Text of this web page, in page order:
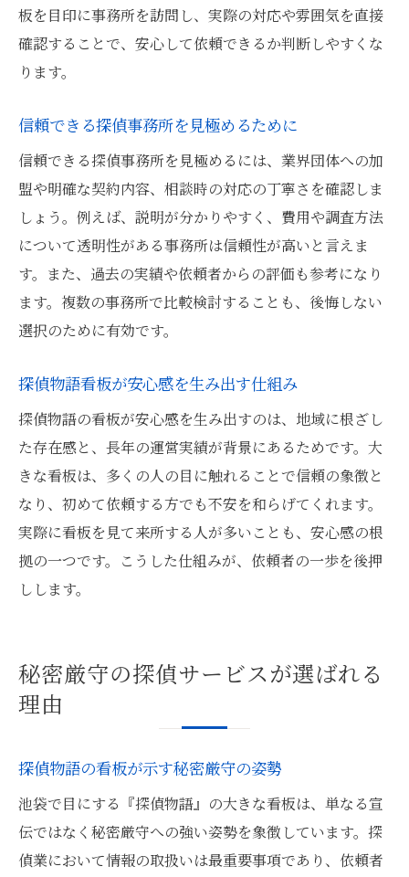
板を目印に事務所を訪問し、実際の対応や雰囲気を直接
確認することで、安心して依頼できるか判断しやすくな
ります。
信頼できる探偵事務所を見極めるために
信頼できる探偵事務所を見極めるには、業界団体への加
盟や明確な契約内容、相談時の対応の丁寧さを確認しま
しょう。例えば、説明が分かりやすく、費用や調査方法
について透明性がある事務所は信頼性が高いと言えま
す。また、過去の実績や依頼者からの評価も参考になり
ます。複数の事務所で比較検討することも、後悔しない
選択のために有効です。
探偵物語看板が安心感を生み出す仕組み
探偵物語の看板が安心感を生み出すのは、地域に根ざし
た存在感と、長年の運営実績が背景にあるためです。大
きな看板は、多くの人の目に触れることで信頼の象徴と
なり、初めて依頼する方でも不安を和らげてくれます。
実際に看板を見て来所する人が多いことも、安心感の根
拠の一つです。こうした仕組みが、依頼者の一歩を後押
しします。
秘密厳守の探偵サービスが選ばれる
理由
探偵物語の看板が示す秘密厳守の姿勢
池袋で目にする『探偵物語』の大きな看板は、単なる宣
伝ではなく秘密厳守への強い姿勢を象徴しています。探
偵業において情報の取扱いは最重要事項であり、依頼者